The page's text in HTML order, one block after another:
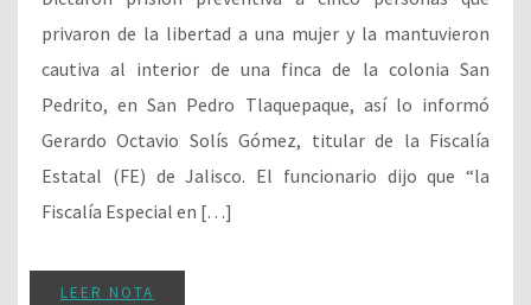
privaron de la libertad a una mujer y la mantuvieron
cautiva al interior de una finca de la colonia San
Pedrito, en San Pedro Tlaquepaque, así lo informó
Gerardo Octavio Solís Gómez, titular de la Fiscalía
Estatal (FE) de Jalisco. El funcionario dijo que “la
Fiscalía Especial en […]
LEER NOTA